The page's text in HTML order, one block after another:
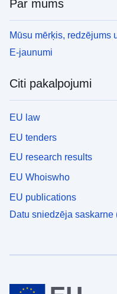
Par mums
Mūsu mērķis, redzējums
E-jaunumi
Citi pakalpojumi
EU law
EU tenders
EU research results
EU Whoiswho
EU publications
Datu sniedzēja saskarne